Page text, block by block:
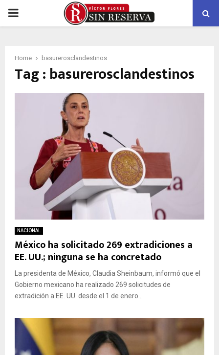
PRIMARY
Home basurerosclandestinos
Tag : basurerosclandestinos
NACIONAL
México ha solicitado 269 extradiciones a
EE. UU.; ninguna se ha concretado
La presidenta de México, Claudia Sheinbaum, informó que el
Gobierno mexicano ha realizado 269 solicitudes de
extradición a EE. UU. desde el 1 de enero...